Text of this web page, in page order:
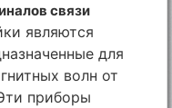
связи
являются
для
волн от
приборы